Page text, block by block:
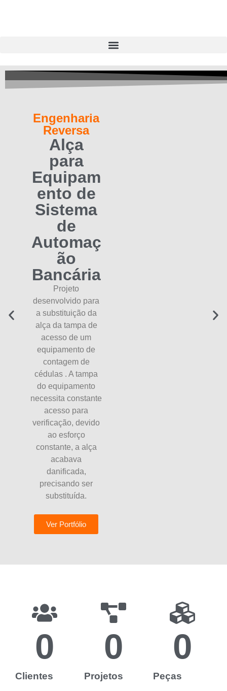
Engenharia
Reversa
Alça
para
Equipam
ento de
Sistema
de
Automaç
ão
Bancária
Projeto
desenvolvido para
a substituição da
alça da tampa de
acesso de um
equipamento de
contagem de
cédulas . A tampa
do equipamento
necessita constante
acesso para
verificação, devido
ao esforço
constante, a alça
acabava
danificada,
precisando ser
substituída.
Ver Portfólio
Clientes
0
Projetos
0
Peças
0